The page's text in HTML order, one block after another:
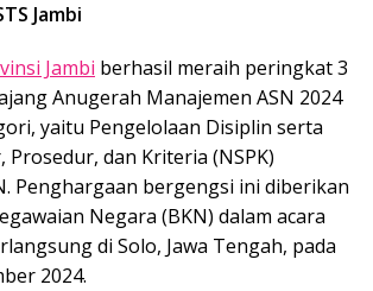
Jambi
Jambi berhasil meraih peringkat 3
Anugerah Manajemen ASN 2024
yaitu Pengelolaan Disiplin serta
Prosedur, dan Kriteria (NSPK)
Penghargaan bergengsi ini diberikan
Negara (BKN) dalam acara
di Solo, Jawa Tengah, pada
2024.